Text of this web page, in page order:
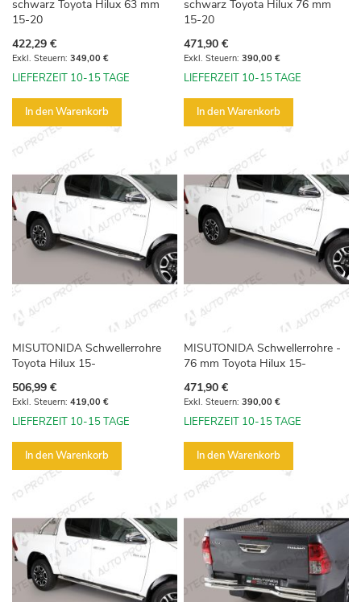
schwarz Toyota Hilux 63 mm
15-20
422,29 €
349,00 €
LIEFERZEIT 10-15 TAGE
In den Warenkorb
schwarz Toyota Hilux 76 mm
15-20
471,90 €
390,00 €
LIEFERZEIT 10-15 TAGE
In den Warenkorb
MISUTONIDA Schwellerrohre
Toyota Hilux 15-
506,99 €
419,00 €
LIEFERZEIT 10-15 TAGE
In den Warenkorb
MISUTONIDA Schwellerrohre -
76 mm Toyota Hilux 15-
471,90 €
390,00 €
LIEFERZEIT 10-15 TAGE
In den Warenkorb